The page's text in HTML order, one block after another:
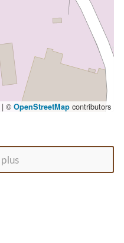
| © OpenStreetMap contributors